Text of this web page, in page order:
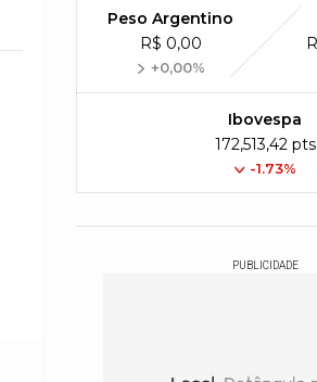
Peso Argentino
R$ 0,00
+0,00%
Ibovespa
172,513,42 pts
-1.73%
PUBLICIDADE